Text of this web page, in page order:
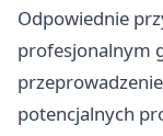
Odpowiednie
profesjonalnym
potencjalnych